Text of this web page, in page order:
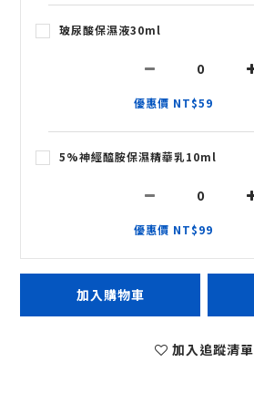
玻尿酸保濕液30ml
優惠價 NT$59
5%神經醯胺保濕精華乳10ml
優惠價 NT$99
加入購物車
加入追蹤清單